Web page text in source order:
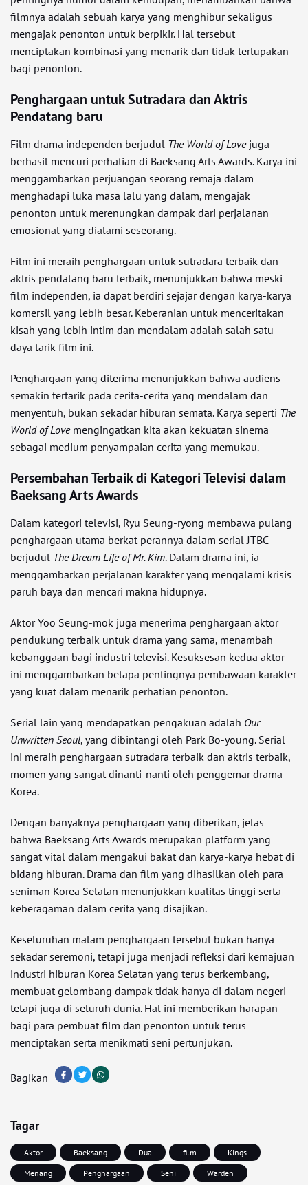
filmnya adalah sebuah karya yang menghibur sekaligus
mengajak penonton untuk berpikir. Hal tersebut
menciptakan kombinasi yang menarik dan tidak terlupakan
bagi penonton.
Penghargaan untuk Sutradara dan Aktris
Pendatang baru
Film drama independen berjudul The World of Lovejuga
berhasil mencuri perhatian di Baeksang Arts Awards. Karya ini
menggambarkan perjuangan seorang remaja dalam
menghadapi luka masa lalu yang dalam, mengajak
penonton untuk merenungkan dampak dari perjalanan
emosional yang dialami seseorang.
Film ini meraih penghargaan untuk sutradara terbaik dan
aktris pendatang baru terbaik, menunjukkan bahwa meski
film independen, ia dapat berdiri sejajar dengan karya-karya
komersil yang lebih besar. Keberanian untuk menceritakan
kisah yang lebih intim dan mendalam adalah salah satu
daya tarik film ini.
Penghargaan yang diterima menunjukkan bahwa audiens
semakin tertarik pada cerita-cerita yang mendalam dan
menyentuh, bukan sekadar hiburan semata. Karya seperti The
World of Lovemengingatkan kita akan kekuatan sinema
sebagai medium penyampaian cerita yang memukau.
Persembahan Terbaik di Kategori Televisi dalam
Baeksang Arts Awards
Dalam kategori televisi, Ryu Seung-ryong membawa pulang
penghargaan utama berkat perannya dalam serial JTBC
berjudul The Dream Life of Mr. Kim. Dalam drama ini, ia
menggambarkan perjalanan karakter yang mengalami krisis
paruh baya dan mencari makna hidupnya.
Aktor Yoo Seung-mok juga menerima penghargaan aktor
pendukung terbaik untuk drama yang sama, menambah
kebanggaan bagi industri televisi. Kesuksesan kedua aktor
ini menggambarkan betapa pentingnya pembawaan karakter
yang kuat dalam menarik perhatian penonton.
Serial lain yang mendapatkan pengakuan adalah Our
Unwritten Seoul, yang dibintangi oleh Park Bo-young. Serial
ini meraih penghargaan sutradara terbaik dan aktris terbaik,
momen yang sangat dinanti-nanti oleh penggemar drama
Korea.
Dengan banyaknya penghargaan yang diberikan, jelas
bahwa Baeksang Arts Awards merupakan platform yang
sangat vital dalam mengakui bakat dan karya-karya hebat di
bidang hiburan. Drama dan film yang dihasilkan oleh para
seniman Korea Selatan menunjukkan kualitas tinggi serta
keberagaman dalam cerita yang disajikan.
Keseluruhan malam penghargaan tersebut bukan hanya
sekadar seremoni, tetapi juga menjadi refleksi dari kemajuan
industri hiburan Korea Selatan yang terus berkembang,
membuat gelombang dampak tidak hanya di dalam negeri
tetapi juga di seluruh dunia. Hal ini memberikan harapan
bagi para pembuat film dan penonton untuk terus
menciptakan serta menikmati seni pertunjukan.
Bagikan
Tagar
Aktor Baeksang Dua film
Kings
Menang
Penghargaan Seni Warden